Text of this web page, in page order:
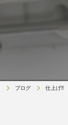
ブログ 仕上げ‼︎